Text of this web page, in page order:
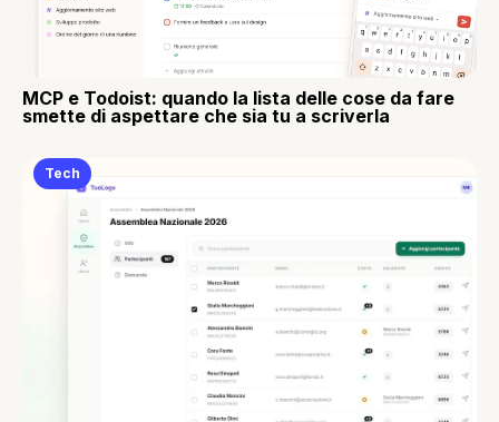
MCP e Todoist: quando la lista delle cose da fare
smette di aspettare che sia tu a scriverla
Tech